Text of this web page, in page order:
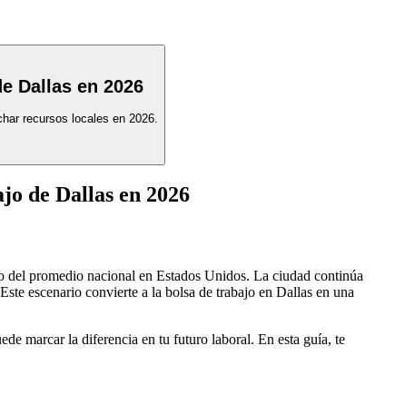
Dallas en 2026
recursos locales en 2026.
de Dallas en 2026
del promedio nacional en Estados Unidos. La ciudad continúa
escenario convierte a la bolsa de trabajo en Dallas en una
marcar la diferencia en tu futuro laboral. En esta guía, te